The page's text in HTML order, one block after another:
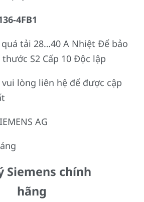
4FB1
tải 28…40 A Nhiệt Để bảo
S2 Cấp 10 Độc lập
lòng liên hệ để được cập
AG
Siemens chính
hãng